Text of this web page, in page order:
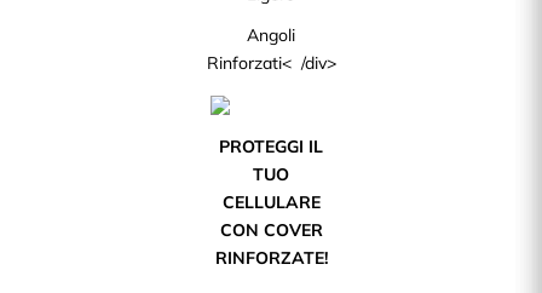
Angoli
Rinforzati< /div>
PROTEGGI IL
TUO
CELLULARE
CON COVER
RINFORZATE!